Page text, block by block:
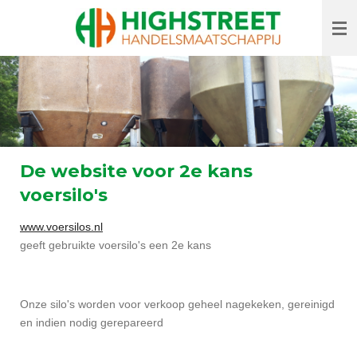
de
hoofdinhoud
De website voor 2e kans
voersilo's
www.voersilos.nl
geeft gebruikte voersilo's een 2e kans
Onze silo's worden voor verkoop geheel nagekeken, gereinigd
en indien nodig gerepareerd